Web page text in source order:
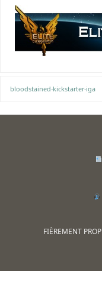
bloodstained-kickstarter-iga
FIÈREMENT